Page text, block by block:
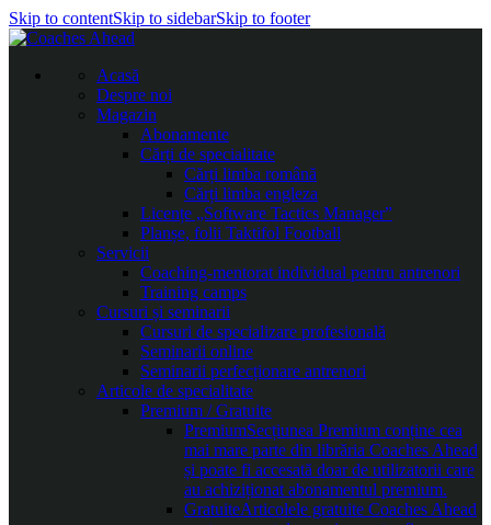
Skip to contentSkip to sidebarSkip to footer
Acasă
Despre noi
Magazin
Abonamente
Cărți de specialitate
Cărți limba română
Cărți limba engleza
Licențe „Software Tactics Manager”
Planșe, folii Taktifol Football
Servicii
Coaching-mentorat individual pentru antrenori
Training camps
Cursuri și seminarii
Cursuri de specializare profesională
Seminarii online
Seminarii perfecționare antrenori
Articole de specialitate
Premium / Gratuite
PremiumSecțiunea Premium conține cea
mai mare parte din librăria Coaches Ahead
și poate fi accesată doar de utilizatorii care
au achiziționat abonamentul premium.
GratuiteArticolele gratuite Coaches Ahead